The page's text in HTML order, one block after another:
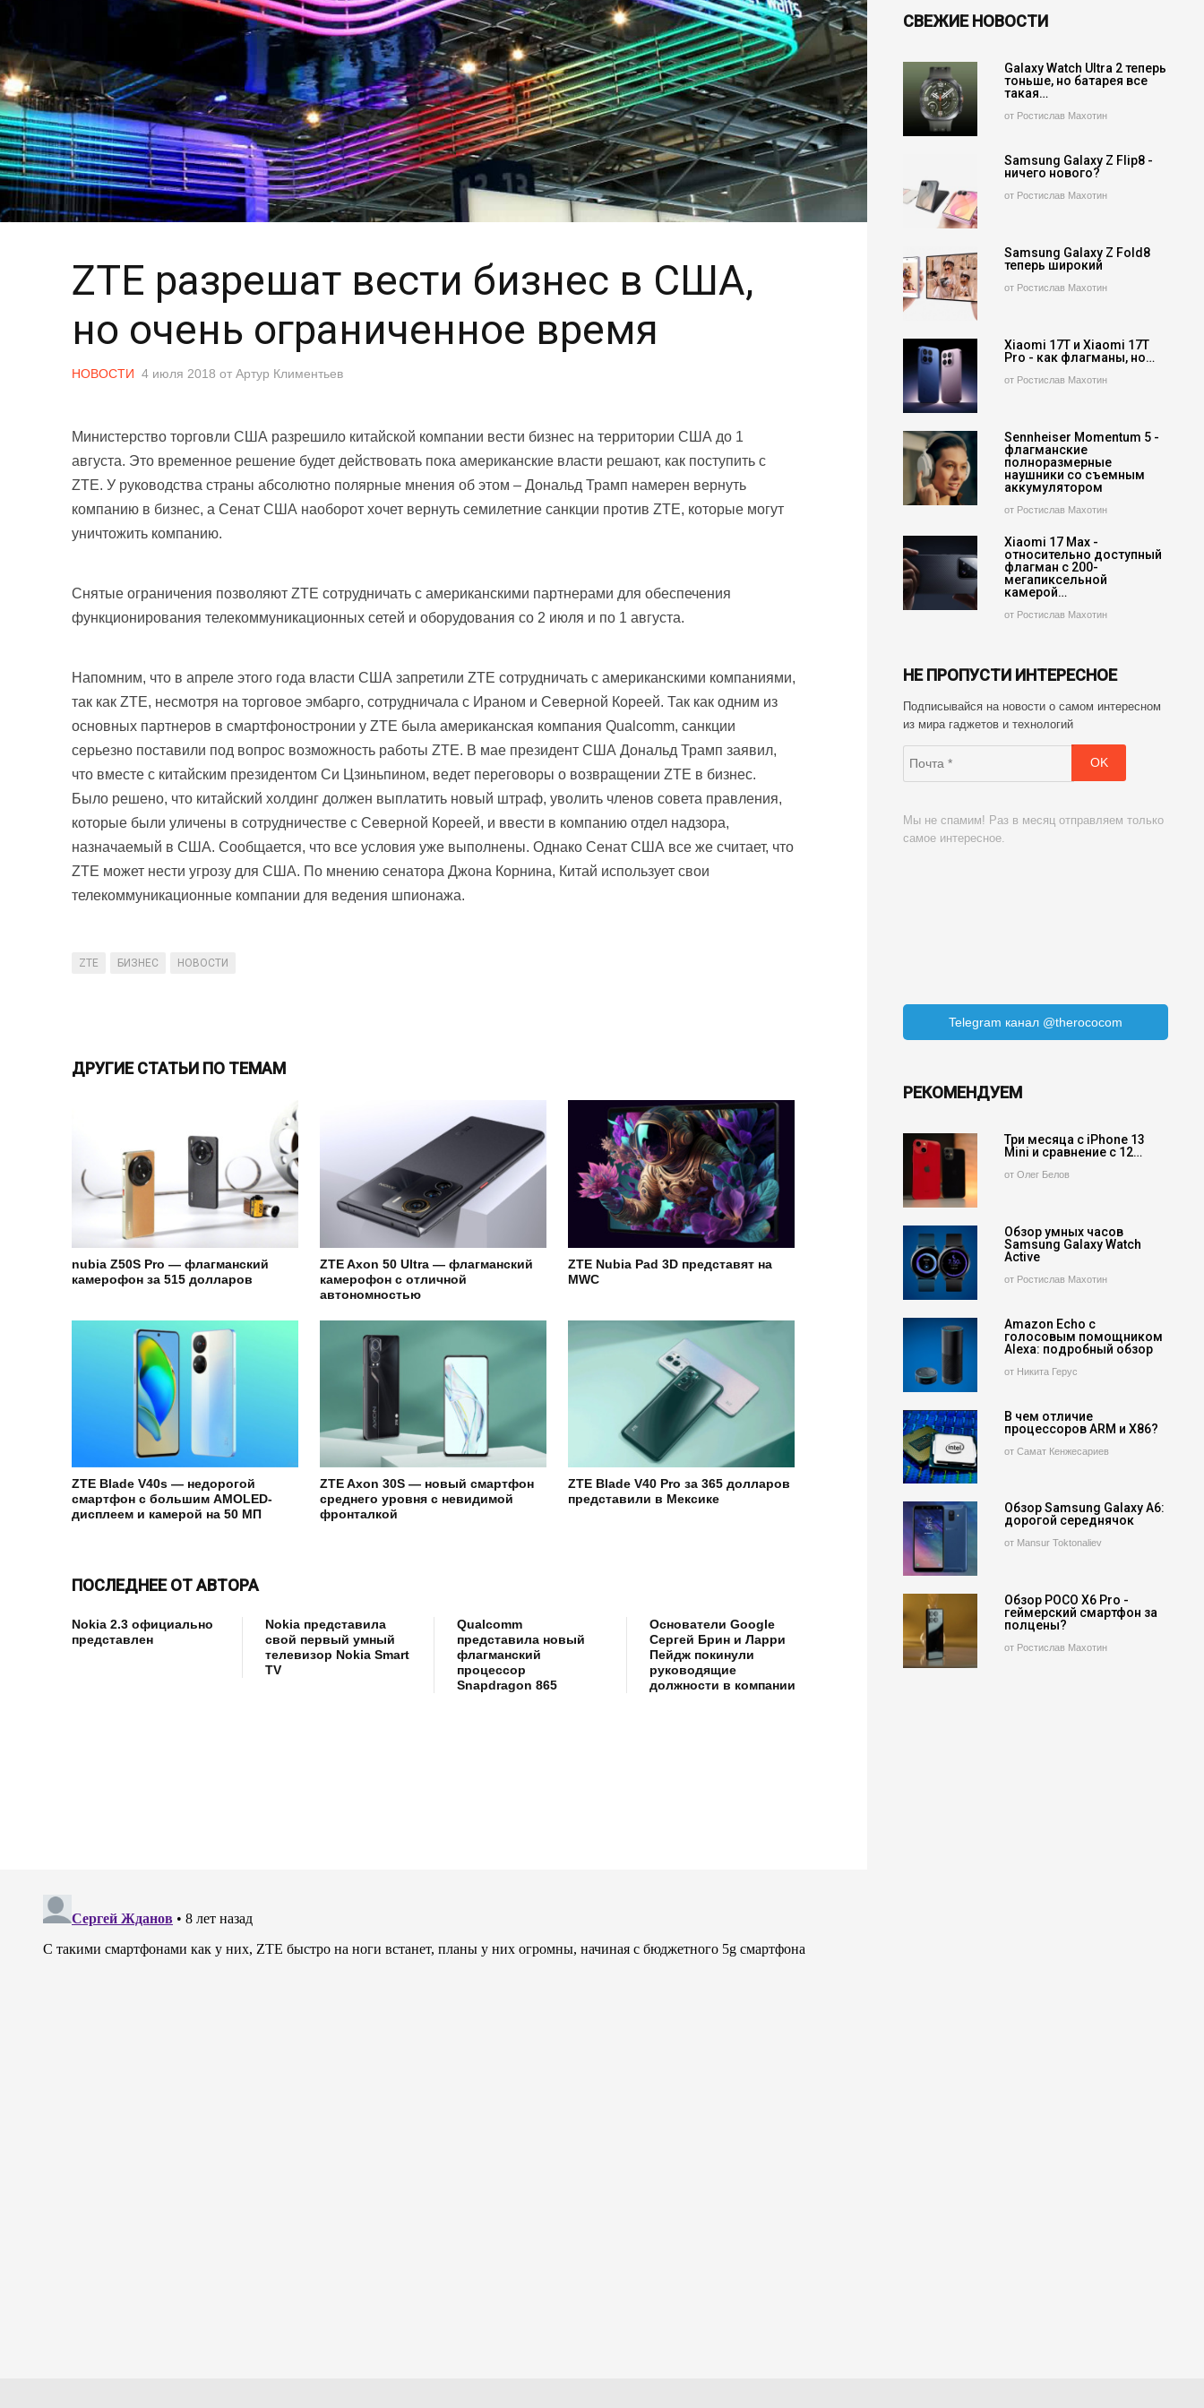
ZTE разрешат вести бизнес в США,
но очень ограниченное время
НОВОСТИ 4 июля 2018 от Артур Климентьев
Министерство торговли США разрешило китайской компании вести бизнес на территории США до 1
августа. Это временное решение будет действовать пока американские власти решают, как поступить с
ZTE. У руководства страны абсолютно полярные мнения об этом – Дональд Трамп намерен вернуть
компанию в бизнес, а Сенат США наоборот хочет вернуть семилетние санкции против ZTE, которые могут
уничтожить компанию.
Снятые ограничения позволяют ZTE сотрудничать с американскими партнерами для обеспечения
функционирования телекоммуникационных сетей и оборудования со 2 июля и по 1 августа.
Напомним, что в апреле этого года власти США запретили ZTE сотрудничать с американскими компаниями,
так как ZTE, несмотря на торговое эмбарго, сотрудничала с Ираном и Северной Кореей. Так как одним из
основных партнеров в смартфоностронии у ZTE была американская компания Qualcomm, санкции
серьезно поставили под вопрос возможность работы ZTE. В мае президент США Дональд Трамп заявил,
что вместе с китайским президентом Си Цзиньпином, ведет переговоры о возвращении ZTE в бизнес.
Было решено, что китайский холдинг должен выплатить новый штраф, уволить членов совета правления,
которые были уличены в сотрудничестве с Северной Кореей, и ввести в компанию отдел надзора,
назначаемый в США. Сообщается, что все условия уже выполнены. Однако Сенат США все же считает, что
ZTE может нести угрозу для США. По мнению сенатора Джона Корнина, Китай использует свои
телекоммуникационные компании для ведения шпионажа.
ZTE БИЗНЕС НОВОСТИ
ДРУГИЕ СТАТЬИ ПО ТЕМАМ
nubia Z50S Pro — флагманский
камерофон за 515 долларов
ZTE Axon 50 Ultra — флагманский
камерофон с отличной
автономностью
ZTE Nubia Pad 3D представят на
MWC
ZTE Blade V40s — недорогой
смартфон с большим AMOLED-
дисплеем и камерой на 50 МП
ZTE Axon 30S — новый смартфон
среднего уровня с невидимой
фронталкой
ZTE Blade V40 Pro за 365 долларов
представили в Мексике
ПОСЛЕДНЕЕ ОТ АВТОРА
Nokia 2.3 официально
представлен
Nokia представила
свой первый умный
телевизор Nokia Smart
TV
Qualcomm
представила новый
флагманский
процессор
Snapdragon 865
Основатели Google
Сергей Брин и Ларри
Пейдж покинули
руководящие
должности в компании
СВЕЖИЕ НОВОСТИ
Galaxy Watch Ultra 2 теперь
тоньше, но батарея все
такая…
от Ростислав Махотин
Samsung Galaxy Z Flip8 -
ничего нового?
от Ростислав Махотин
Samsung Galaxy Z Fold8
теперь широкий
от Ростислав Махотин
Xiaomi 17T и Xiaomi 17T
Pro - как флагманы, но…
от Ростислав Махотин
Sennheiser Momentum 5 -
флагманские
полноразмерные
наушники со съемным
аккумулятором
от Ростислав Махотин
Xiaomi 17 Max -
относительно доступный
флагман с 200-
мегапиксельной
камерой…
от Ростислав Махотин
НЕ ПРОПУСТИ ИНТЕРЕСНОЕ
Подписывайся на новости о самом интересном
из мира гаджетов и технологий
Мы не спамим! Раз в месяц отправляем только
самое интересное.
Telegram канал @therococom
РЕКОМЕНДУЕМ
Три месяца с iPhone 13
Mini и сравнение с 12…
от Олег Белов
Обзор умных часов
Samsung Galaxy Watch
Active
от Ростислав Махотин
Amazon Echo с
голосовым помощником
Alexa: подробный обзор
от Никита Герус
В чем отличие
процессоров ARM и X86?
от Самат Кенжесариев
Обзор Samsung Galaxy A6:
дорогой середнячок
от Mansur Toktonaliev
Обзор POCO X6 Pro -
геймерский смартфон за
полцены?
от Ростислав Махотин